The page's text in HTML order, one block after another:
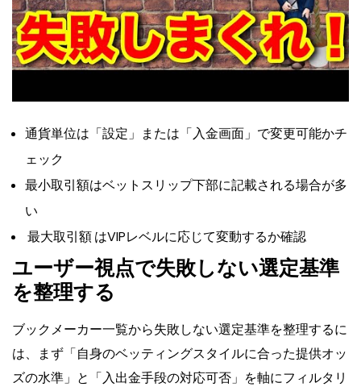
通貨単位は「設定」または「入金画面」で変更可能かチ
ェック
最小取引額はベットスリップ下部に記載される場合が多
い
最大取引額はVIPレベルに応じて変動するか確認
ユーザー視点で失敗しない選定基準
を整理する
ブックメーカー一覧から失敗しない選定基準を整理するに
は、まず「自身のベッティングスタイルに合った提供オッ
ズの水準」と「入出金手段の対応可否」を軸にフィルタリ